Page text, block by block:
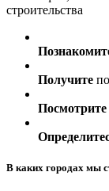
строительства
Получите
Посмотрите
В каких городах мы